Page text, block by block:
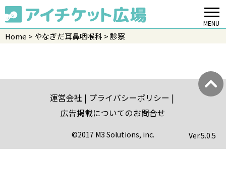
MENU
Home やなぎだ耳鼻咽喉科 診察
運営会社
プライバシーポリシー
広告掲載についてのお問合せ
©2017 M3 Solutions, inc. Ver.5.0.5